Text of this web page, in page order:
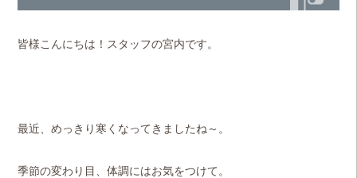
皆様こんにちは！スタッフの宮内です。
最近、めっきり寒くなってきましたね～。
季節の変わり目、体調にはお気をつけて。